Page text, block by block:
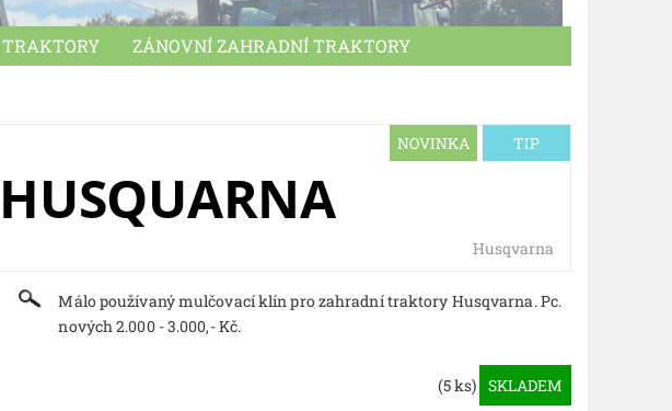
ZÁNOVNÍ ZAHRADNÍ TRAKTORY
NOVINKA TIP
Husqvarna
Málo používaný mulčovací klín pro zahradní traktory Husqvarna. Pc.
nových 2.000 - 3.000,- Kč.
(5 ks) SKLADEM